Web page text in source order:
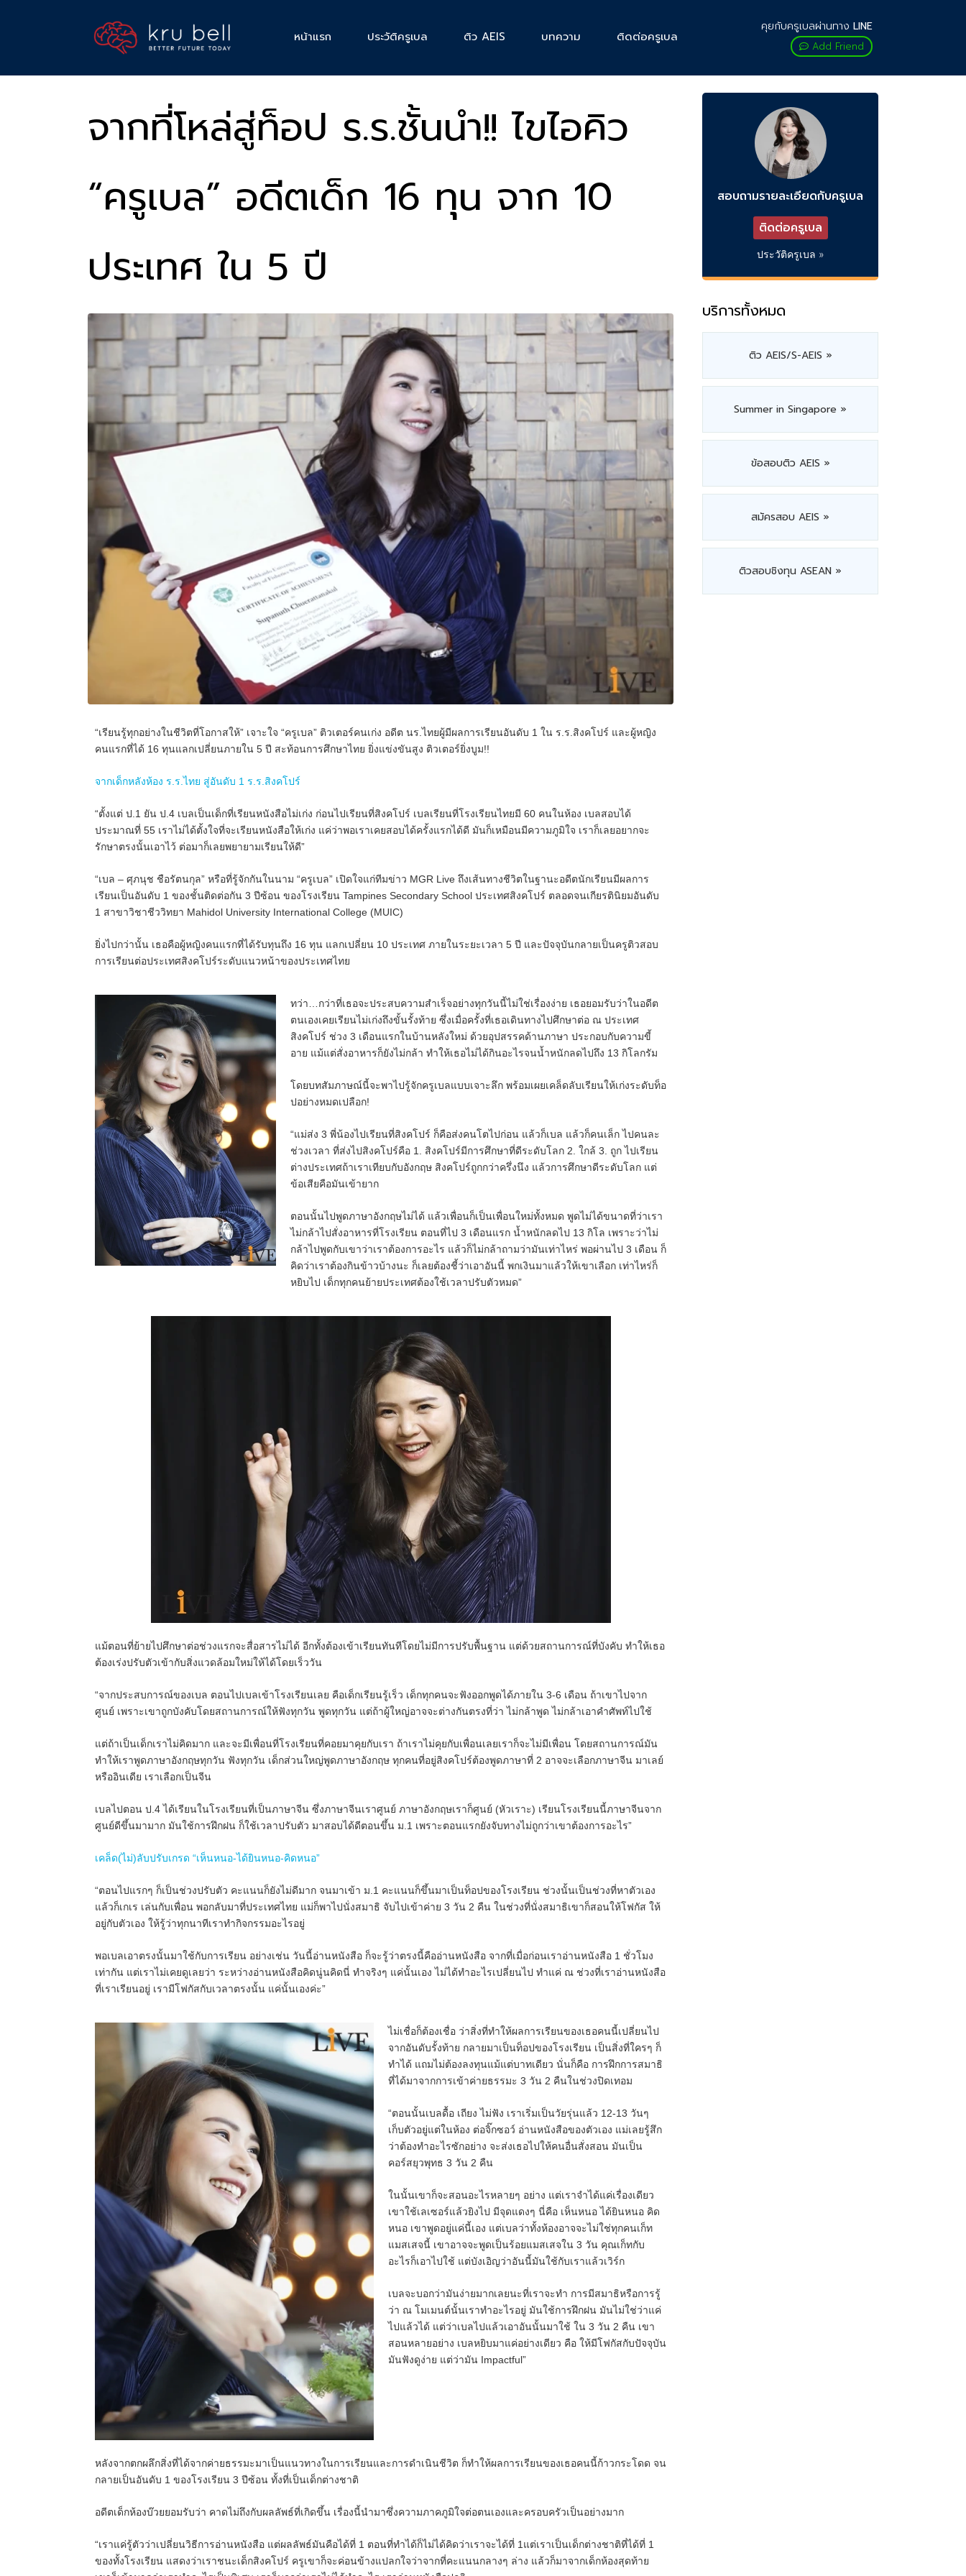
หน้าแรก ประวัติครูเบล ติว AEIS บทความ ติดต่อครูเบล
คุยกับครูเบลผ่านทาง LINE
Add Friend
จากที่โหล่สู่ท็อป ร.ร.ชั้นนำ!! ไขไอคิว
“ครูเบล” อดีตเด็ก 16 ทุน จาก 10
ประเทศ ใน 5 ปี
“เรียนรู้ทุกอย่างในชีวิตที่โอกาสให้” เจาะใจ “ครูเบล” ติวเตอร์คนเก่ง อดีต นร.ไทยผู้มีผลการเรียนอันดับ 1 ใน ร.ร.สิงคโปร์ และผู้หญิง
คนแรกที่ได้ 16 ทุนแลกเปลี่ยนภายใน 5 ปี สะท้อนการศึกษาไทย ยิ่งแข่งขันสูง ติวเตอร์ยิ่งบูม!!
จากเด็กหลังห้อง ร.ร.ไทย สู่อันดับ 1 ร.ร.สิงคโปร์
“ตั้งแต่ ป.1 ยัน ป.4 เบลเป็นเด็กที่เรียนหนังสือไม่เก่ง ก่อนไปเรียนที่สิงคโปร์ เบลเรียนที่โรงเรียนไทยมี 60 คนในห้อง เบลสอบได้
ประมาณที่ 55 เราไม่ได้ตั้งใจที่จะเรียนหนังสือให้เก่ง แค่ว่าพอเราเคยสอบได้ครั้งแรกได้ดี มันก็เหมือนมีความภูมิใจ เราก็เลยอยากจะ
รักษาตรงนั้นเอาไว้ ต่อมาก็เลยพยายามเรียนให้ดี”
“เบล – ศุภนุช ชือรัตนกุล” หรือที่รู้จักกันในนาม “ครูเบล” เปิดใจแก่ทีมข่าว MGR Live ถึงเส้นทางชีวิตในฐานะอดีตนักเรียนมีผลการ
เรียนเป็นอันดับ 1 ของชั้นติดต่อกัน 3 ปีซ้อน ของโรงเรียน Tampines Secondary School ประเทศสิงคโปร์ ตลอดจนเกียรตินิยมอันดับ
1 สาขาวิชาชีววิทยา Mahidol University International College (MUIC)
ยิ่งไปกว่านั้น เธอคือผู้หญิงคนแรกที่ได้รับทุนถึง 16 ทุน แลกเปลี่ยน 10 ประเทศ ภายในระยะเวลา 5 ปี และปัจจุบันกลายเป็นครูติวสอบ
การเรียนต่อประเทศสิงคโปร์ระดับแนวหน้าของประเทศไทย
ทว่า…กว่าที่เธอจะประสบความสำเร็จอย่างทุกวันนี้ไม่ใช่เรื่องง่าย เธอยอมรับว่าในอดีต
ตนเองเคยเรียนไม่เก่งถึงขั้นรั้งท้าย ซึ่งเมื่อครั้งที่เธอเดินทางไปศึกษาต่อ ณ ประเทศ
สิงคโปร์ ช่วง 3 เดือนแรกในบ้านหลังใหม่ ด้วยอุปสรรคด้านภาษา ประกอบกับความขี้
อาย แม้แต่สั่งอาหารก็ยังไม่กล้า ทำให้เธอไม่ได้กินอะไรจนน้ำหนักลดไปถึง 13 กิโลกรัม
โดยบทสัมภาษณ์นี้จะพาไปรู้จักครูเบลแบบเจาะลึก พร้อมเผยเคล็ดลับเรียนให้เก่งระดับท็อ
ปอย่างหมดเปลือก!
“แม่ส่ง 3 พี่น้องไปเรียนที่สิงคโปร์ ก็คือส่งคนโตไปก่อน แล้วก็เบล แล้วก็คนเล็ก ไปคนละ
ช่วงเวลา ที่ส่งไปสิงคโปร์คือ 1. สิงคโปร์มีการศึกษาที่ดีระดับโลก 2. ใกล้ 3. ถูก ไปเรียน
ต่างประเทศถ้าเราเทียบกับอังกฤษ สิงคโปร์ถูกกว่าครึ่งนึง แล้วการศึกษาดีระดับโลก แต่
ข้อเสียคือมันเข้ายาก
ตอนนั้นไปพูดภาษาอังกฤษไม่ได้ แล้วเพื่อนก็เป็นเพื่อนใหม่ทั้งหมด พูดไม่ได้ขนาดที่ว่าเรา
ไม่กล้าไปสั่งอาหารที่โรงเรียน ตอนที่ไป 3 เดือนแรก น้ำหนักลดไป 13 กิโล เพราะว่าไม่
กล้าไปพูดกับเขาว่าเราต้องการอะไร แล้วก็ไม่กล้าถามว่ามันเท่าไหร่ พอผ่านไป 3 เดือน ก็
คิดว่าเราต้องกินข้าวบ้างนะ ก็เลยต้องชี้ว่าเอาอันนี้ พกเงินมาแล้วให้เขาเลือก เท่าไหร่ก็
หยิบไป เด็กทุกคนย้ายประเทศต้องใช้เวลาปรับตัวหมด”
แม้ตอนที่ย้ายไปศึกษาต่อช่วงแรกจะสื่อสารไม่ได้ อีกทั้งต้องเข้าเรียนทันทีโดยไม่มีการปรับพื้นฐาน แต่ด้วยสถานการณ์ที่บังคับ ทำให้เธอ
ต้องเร่งปรับตัวเข้ากับสิ่งแวดล้อมใหม่ให้ได้โดยเร็ววัน
“จากประสบการณ์ของเบล ตอนไปเบลเข้าโรงเรียนเลย คือเด็กเรียนรู้เร็ว เด็กทุกคนจะฟังออกพูดได้ภายใน 3-6 เดือน ถ้าเขาไปจาก
ศูนย์ เพราะเขาถูกบังคับโดยสถานการณ์ให้ฟังทุกวัน พูดทุกวัน แต่ถ้าผู้ใหญ่อาจจะต่างกันตรงที่ว่า ไม่กล้าพูด ไม่กล้าเอาคำศัพท์ไปใช้
แต่ถ้าเป็นเด็กเราไม่คิดมาก และจะมีเพื่อนที่โรงเรียนที่คอยมาคุยกับเรา ถ้าเราไม่คุยกับเพื่อนเลยเราก็จะไม่มีเพื่อน โดยสถานการณ์มัน
ทำให้เราพูดภาษาอังกฤษทุกวัน ฟังทุกวัน เด็กส่วนใหญ่พูดภาษาอังกฤษ ทุกคนที่อยู่สิงคโปร์ต้องพูดภาษาที่ 2 อาจจะเลือกภาษาจีน มาเลย์
หรืออินเดีย เราเลือกเป็นจีน
เบลไปตอน ป.4 ได้เรียนในโรงเรียนที่เป็นภาษาจีน ซึ่งภาษาจีนเราศูนย์ ภาษาอังกฤษเราก็ศูนย์ (หัวเราะ) เรียนโรงเรียนนี้ภาษาจีนจาก
ศูนย์ดีขึ้นมามาก มันใช้การฝึกฝน ก็ใช้เวลาปรับตัว มาสอบได้ดีตอนขึ้น ม.1 เพราะตอนแรกยังจับทางไม่ถูกว่าเขาต้องการอะไร”
เคล็ด(ไม่)ลับปรับเกรด “เห็นหนอ-ได้ยินหนอ-คิดหนอ”
“ตอนไปแรกๆ ก็เป็นช่วงปรับตัว คะแนนก็ยังไม่ดีมาก จนมาเข้า ม.1 คะแนนก็ขึ้นมาเป็นท็อปของโรงเรียน ช่วงนั้นเป็นช่วงที่หาตัวเอง
แล้วก็เกเร เล่นกับเพื่อน พอกลับมาที่ประเทศไทย แม่ก็พาไปนั่งสมาธิ จับไปเข้าค่าย 3 วัน 2 คืน ในช่วงที่นั่งสมาธิเขาก็สอนให้โฟกัส ให้
อยู่กับตัวเอง ให้รู้ว่าทุกนาทีเราทำกิจกรรมอะไรอยู่
พอเบลเอาตรงนั้นมาใช้กับการเรียน อย่างเช่น วันนี้อ่านหนังสือ ก็จะรู้ว่าตรงนี้คืออ่านหนังสือ จากที่เมื่อก่อนเราอ่านหนังสือ 1 ชั่วโมง
เท่ากัน แต่เราไม่เคยดูเลยว่า ระหว่างอ่านหนังสือคิดนู่นคิดนี่ ทำจริงๆ แค่นั้นเอง ไม่ได้ทำอะไรเปลี่ยนไป ทำแค่ ณ ช่วงที่เราอ่านหนังสือ
ที่เราเรียนอยู่ เรามีโฟกัสกับเวลาตรงนั้น แค่นั้นเองค่ะ”
ไม่เชื่อก็ต้องเชื่อ ว่าสิ่งที่ทำให้ผลการเรียนของเธอคนนี้เปลี่ยนไป
จากอันดับรั้งท้าย กลายมาเป็นท็อปของโรงเรียน เป็นสิ่งที่ใครๆ ก็
ทำได้ แถมไม่ต้องลงทุนแม้แต่บาทเดียว นั่นก็คือ การฝึกการสมาธิ
ที่ได้มาจากการเข้าค่ายธรรมะ 3 วัน 2 คืนในช่วงปิดเทอม
“ตอนนั้นเบลดื้อ เถียง ไม่ฟัง เราเริ่มเป็นวัยรุ่นแล้ว 12-13 วันๆ
เก็บตัวอยู่แต่ในห้อง ต่อจิ๊กซอว์ อ่านหนังสือของตัวเอง แม่เลยรู้สึก
ว่าต้องทำอะไรซักอย่าง จะส่งเธอไปให้คนอื่นสั่งสอน มันเป็น
คอร์สยุวพุทธ 3 วัน 2 คืน
ในนั้นเขาก็จะสอนอะไรหลายๆ อย่าง แต่เราจำได้แค่เรื่องเดียว
เขาใช้เลเซอร์แล้วยิงไป มีจุดแดงๆ นี่คือ เห็นหนอ ได้ยินหนอ คิด
หนอ เขาพูดอยู่แค่นี้เอง แต่เบลว่าทั้งห้องอาจจะไม่ใช่ทุกคนเก็ท
แมสเสจนี้ เขาอาจจะพูดเป็นร้อยแมสเสจใน 3 วัน คุณเก็ทกับ
อะไรก็เอาไปใช้ แต่บังเอิญว่าอันนี้มันใช้กับเราแล้วเวิร์ก
เบลจะบอกว่ามันง่ายมากเลยนะที่เราจะทำ การมีสมาธิหรือการรู้
ว่า ณ โมเมนต์นั้นเราทำอะไรอยู่ มันใช้การฝึกฝน มันไม่ใช่ว่าแค่
ไปแล้วได้ แต่ว่าเบลไปแล้วเอาอันนั้นมาใช้ ใน 3 วัน 2 คืน เขา
สอนหลายอย่าง เบลหยิบมาแค่อย่างเดียว คือ ให้มีโฟกัสกับปัจจุบัน
มันฟังดูง่าย แต่ว่ามัน Impactful”
หลังจากตกผลึกสิ่งที่ได้จากค่ายธรรมะมาเป็นแนวทางในการเรียนและการดำเนินชีวิต ก็ทำให้ผลการเรียนของเธอคนนี้ก้าวกระโดด จน
กลายเป็นอันดับ 1 ของโรงเรียน 3 ปีซ้อน ทั้งที่เป็นเด็กต่างชาติ
อดีตเด็กห้องบ๊วยยอมรับว่า คาดไม่ถึงกับผลลัพธ์ที่เกิดขึ้น เรื่องนี้นำมาซึ่งความภาคภูมิใจต่อตนเองและครอบครัวเป็นอย่างมาก
“เราแค่รู้ตัวว่าเปลี่ยนวิธีการอ่านหนังสือ แต่ผลลัพธ์มันคือได้ที่ 1 ตอนที่ทำได้ก็ไม่ได้คิดว่าเราจะได้ที่ 1แต่เราเป็นเด็กต่างชาติที่ได้ที่ 1
ของทั้งโรงเรียน แสดงว่าเราชนะเด็กสิงคโปร์ ครูเขาก็จะค่อนข้างแปลกใจว่าจากที่คะแนนกลางๆ ล่าง แล้วก็มาจากเด็กห้องสุดท้าย
สอบถามรายละเอียดกับครูเบล
ติดต่อครูเบล
ประวัติครูเบล »
บริการทั้งหมด
ติว AEIS/S-AEIS »
Summer in Singapore »
ข้อสอบติว AEIS »
สมัครสอบ AEIS »
ติวสอบชิงทุน ASEAN »